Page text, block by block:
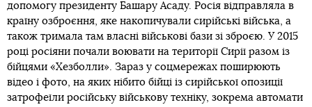
допомогу президенту Башару Асаду. Росія відправляла в
країну озброєння, яке накопичували сирійські війська, а
також тримала там власні військові бази зі зброєю. У 2015
році росіяни почали воювати на території Сирії разом із
бійцями «Хезболли». Зараз у соцмережах поширюють
відео і фото, на яких нібито бійці із сирійської опозиції
затрофеїли російську військову техніку, зокрема автомати